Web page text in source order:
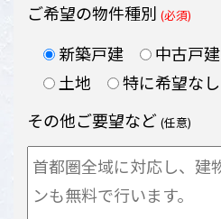
ご希望の物件種別 (必須)
新築戸建 中古戸建
土地
特に希望なし
その他ご要望など (任意)